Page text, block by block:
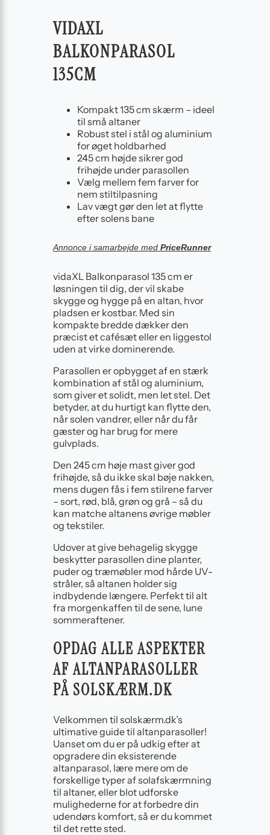
VIDAXL
BALKONPARASOL
135CM
Kompakt 135 cm skærm – ideel
til små altaner
Robust stel i stål og aluminium
for øget holdbarhed
245 cm højde sikrer god
frihøjde under parasollen
Vælg mellem fem farver for
nem stiltilpasning
Lav vægt gør den let at flytte
efter solens bane
Annonce i samarbejde med PriceRunner
vidaXL Balkonparasol 135 cm er
løsningen til dig, der vil skabe
skygge og hygge på en altan, hvor
pladsen er kostbar. Med sin
kompakte bredde dækker den
præcist et cafésæt eller en liggestol
uden at virke dominerende.
Parasollen er opbygget af en stærk
kombination af stål og aluminium,
som giver et solidt, men let stel. Det
betyder, at du hurtigt kan flytte den,
når solen vandrer, eller når du får
gæster og har brug for mere
gulvplads.
Den 245 cm høje mast giver god
frihøjde, så du ikke skal bøje nakken,
mens dugen fås i fem stilrene farver
– sort, rød, blå, grøn og grå – så du
kan matche altanens øvrige møbler
og tekstiler.
Udover at give behagelig skygge
beskytter parasollen dine planter,
puder og træmøbler mod hårde UV-
stråler, så altanen holder sig
indbydende længere. Perfekt til alt
fra morgenkaffen til de sene, lune
sommeraftener.
OPDAG ALLE ASPEKTER
AF ALTANPARASOLLER
PÅ SOLSKÆRM.DK
Velkommen til solskærm.dk’s
ultimative guide til altanparasoller!
Uanset om du er på udkig efter at
opgradere din eksisterende
altanparasol, lære mere om de
forskellige typer af solafskærmning
til altaner, eller blot udforske
mulighederne for at forbedre din
udendørs komfort, så er du kommet
til det rette sted.